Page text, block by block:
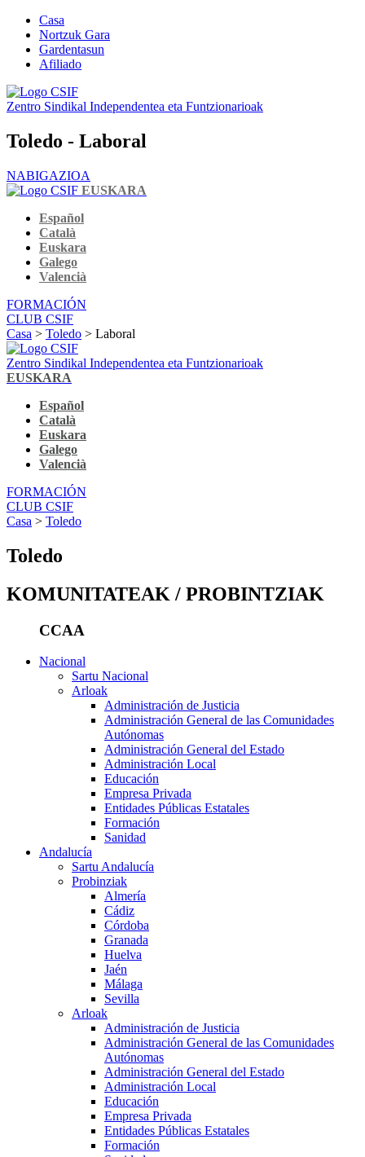
Casa
Nortzuk Gara
Gardentasun
Afiliado
Zentro Sindikal Independentea eta Funtzionarioak
Toledo - Laboral
NABIGAZIOA
EUSKARA
Español
Català
Euskara
Galego
Valencià
FORMACIÓN
CLUB CSIF
Casa > Toledo > Laboral
Zentro Sindikal Independentea eta Funtzionarioak
EUSKARA
Español
Català
Euskara
Galego
Valencià
FORMACIÓN
CLUB CSIF
Casa > Toledo
Toledo
KOMUNITATEAK / PROBINTZIAK
CCAA
Nacional
Sartu Nacional
Arloak
Administración de Justicia
Administración General de las Comunidades
Autónomas
Administración General del Estado
Administración Local
Educación
Empresa Privada
Entidades Públicas Estatales
Formación
Sanidad
Andalucía
Sartu Andalucía
Probinziak
Almería
Cádiz
Córdoba
Granada
Huelva
Jaén
Málaga
Sevilla
Arloak
Administración de Justicia
Administración General de las Comunidades
Autónomas
Administración General del Estado
Administración Local
Educación
Empresa Privada
Entidades Públicas Estatales
Formación